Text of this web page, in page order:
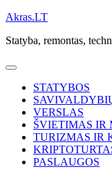
Skip
content
Akras.LT
Statyba, remontas,
STATYBOS
VERSLAS
ŠVIETIMAS IR
TURIZMAS IR
PASLAUGOS